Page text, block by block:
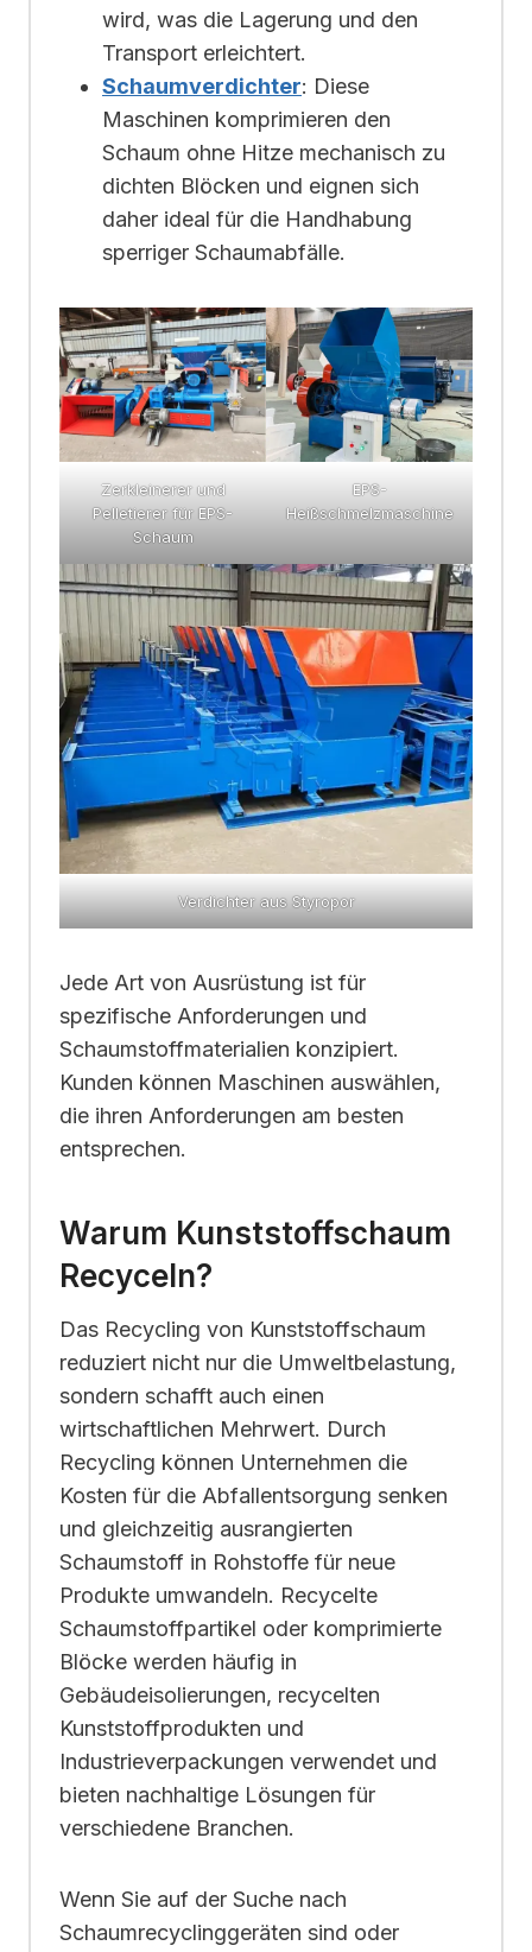
wird, was die Lagerung und den
Transport erleichtert.
Schaumverdichter: Diese
Maschinen komprimieren den
Schaum ohne Hitze mechanisch zu
dichten Blöcken und eignen sich
daher ideal für die Handhabung
sperriger Schaumabfälle.
Zerkleinerer und
Pelletierer für EPS-
Schaum
EPS-
Heißschmelzmaschine
Verdichter aus Styropor
Jede Art von Ausrüstung ist für
spezifische Anforderungen und
Schaumstoffmaterialien konzipiert.
Kunden können Maschinen auswählen,
die ihren Anforderungen am besten
entsprechen.
Warum Kunststoffschaum
Recyceln?
Das Recycling von Kunststoffschaum
reduziert nicht nur die Umweltbelastung,
sondern schafft auch einen
wirtschaftlichen Mehrwert. Durch
Recycling können Unternehmen die
Kosten für die Abfallentsorgung senken
und gleichzeitig ausrangierten
Schaumstoff in Rohstoffe für neue
Produkte umwandeln. Recycelte
Schaumstoffpartikel oder komprimierte
Blöcke werden häufig in
Gebäudeisolierungen, recycelten
Kunststoffprodukten und
Industrieverpackungen verwendet und
bieten nachhaltige Lösungen für
verschiedene Branchen.
Wenn Sie auf der Suche nach
Schaumrecyclinggeräten sind oder